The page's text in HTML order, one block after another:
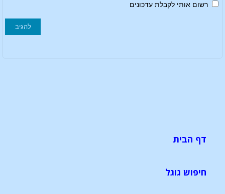
רשום אותי לקבלת עדכונים
דף הבית
חיפוש גוגל